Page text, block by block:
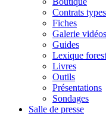
Contrats types
Fiches
Galerie vidéos
Guides
Lexique
Livres
Outils
Présentations
Sondages
Salle de presse